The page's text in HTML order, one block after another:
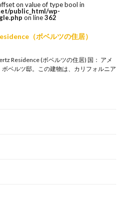
on value of type bool in
public_html/wp-
on line362
（ボベルツの住居）
Residence (ボベルツの住居) 国： アメ
ボベルツ邸。この建物は、カリフォルニア